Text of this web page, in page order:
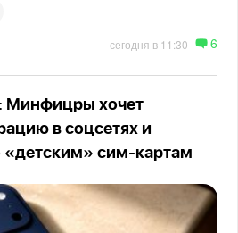
сегодня в 11:30 6
Минфицры хочет
в соцсетях и
сим-картам